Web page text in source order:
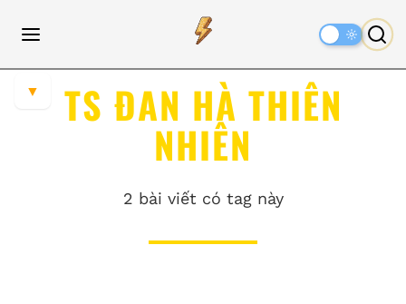
TS ĐAN HÀ THIÊN
NHIÊN
2 bài viết có tag này
▼